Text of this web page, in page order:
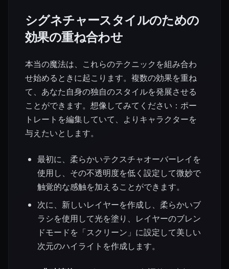
シグネチャースタイルのための
効果の重ね合わせ
本当の魔法は、これらのテクニックを組み合わ
せ始めるときに起こります。複数の効果を重ね
て、あなた自身の独自のスタイルを発展させる
ことができます。想像してみてください：ポー
トレートを編集していて、よりキャラクターを
与えたいとします。
最初に、柔らかいテクスチャオーバーレイを
使用し、その不透明度を低く設定して微妙で
触覚的な感触を加えることができます。
次に、新しいレイヤーを作成し、柔らかいブ
ラシを使用して光を塗り、レイヤーのブレン
ドモードを「スクリーン」に設定して美しい
次元のハイライトを作成します。